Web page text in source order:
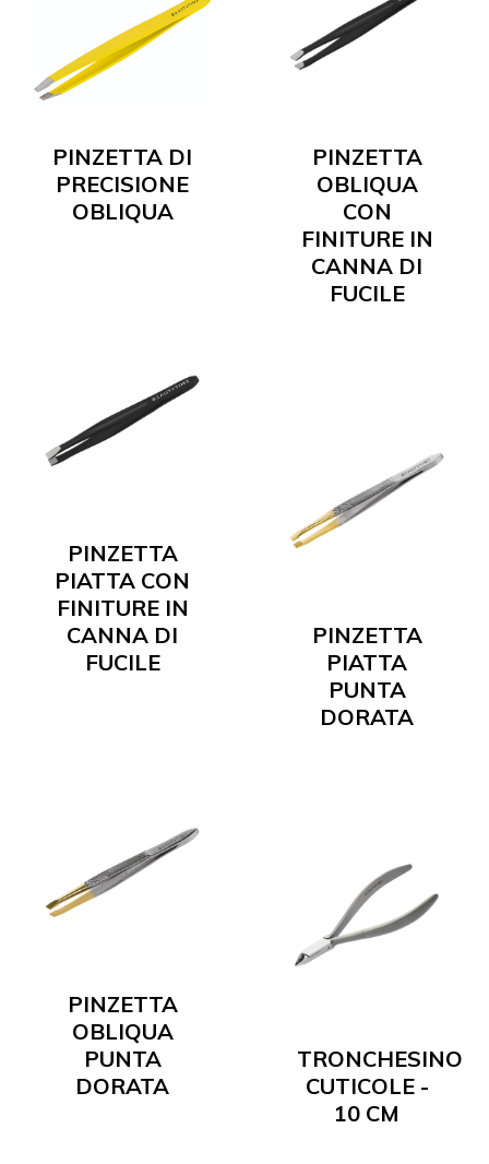
PINZETTA DI
PRECISIONE
OBLIQUA
PINZETTA
OBLIQUA
CON
FINITURE IN
CANNA DI
FUCILE
PINZETTA
PIATTA CON
FINITURE IN
CANNA DI
FUCILE
PINZETTA
PIATTA
PUNTA
DORATA
PINZETTA
OBLIQUA
PUNTA
DORATA
TRONCHESINO
CUTICOLE -
10 CM